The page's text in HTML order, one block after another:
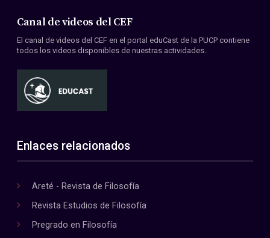
Canal de videos del CEF
El canal de videos del CEF en el portal eduCast de la PUCP contiene
todos los videos disponibles de nuestras actividades.
Enlaces relacionados
Areté - Revista de Filosofía
Revista Estudios de Filosofía
Pregrado en Filosofía